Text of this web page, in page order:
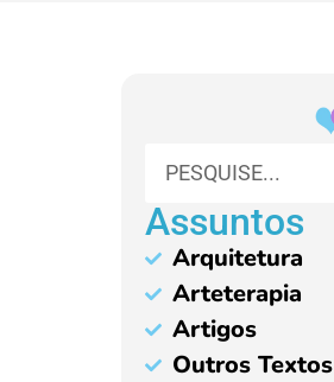
Assuntos
Arquitetura
Arteterapia
Artigos
Outros Textos